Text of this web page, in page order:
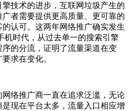
技术的进步，互联网垃圾产生的
者需要提供更高质量、更可靠的
认可。这两年网络推广确实发生
机时代，从过去单一的搜索引擎
的分流，证明了流量渠道在变
求在变化。
络推广商一直在追求泛滥，无论
现在平台太多，流量入口相应增